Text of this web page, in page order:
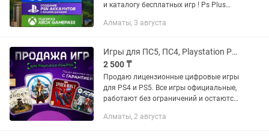
и каталогу бесплатных игр ! Ps Plus
месяца от Сони PS PLUS Extra (Все
Алматы, 3 августа
Игры для ПС5, ПС4, Playstation PS4,PS5 ФИФА 26, ГТА, ЮФС
2 500 ₸
Продаю лицензионные цифровые игры
для PS4 и PS5. Все игры официальные,
работают без ограничений и остаются
консоли PlayStation. INSAGRAM;
Алматы, 2 августа